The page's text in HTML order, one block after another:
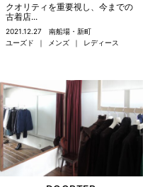
クオリティを重要視し、今までの
古着店...
2021.12.27
南船場・新町
ユーズド
メンズ レディース